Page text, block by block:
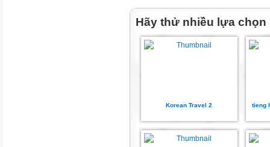
Hãy thử nhiều lựa chọn
Korean Travel 2 tieng